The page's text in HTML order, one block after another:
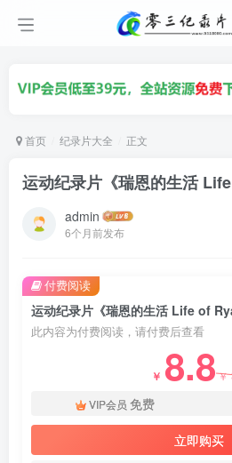
首页 纪录片大全 正文
运动纪录片《瑞恩的生活
admin
6个月前发布
运动纪录片《瑞恩的生活 Life of
此内容为付费阅读，请付费后查看
￥ 8.8￥
VIP会员 免费
立即购买
付费阅读